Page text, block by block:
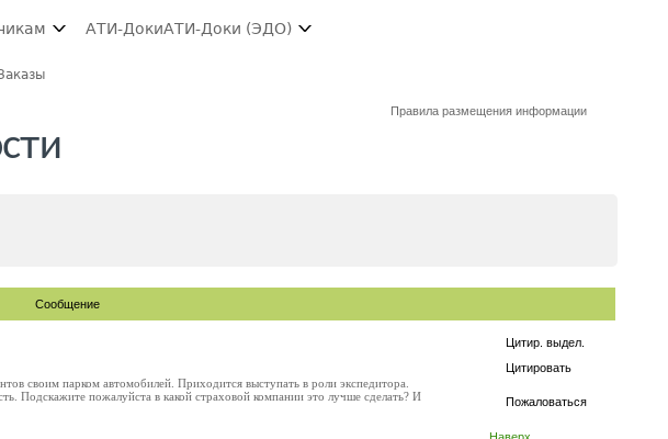
АТИ-ДокиАТИ-Доки (ЭДО)
Правила размещения информации
Сообщение
Цитир. выдел.
Цитировать
Пожаловаться
своим парком автомобилей. Приходится выступать в роли экспедитора.
Подскажите пожалуйста в какой страховой компании это лучше сделать? И